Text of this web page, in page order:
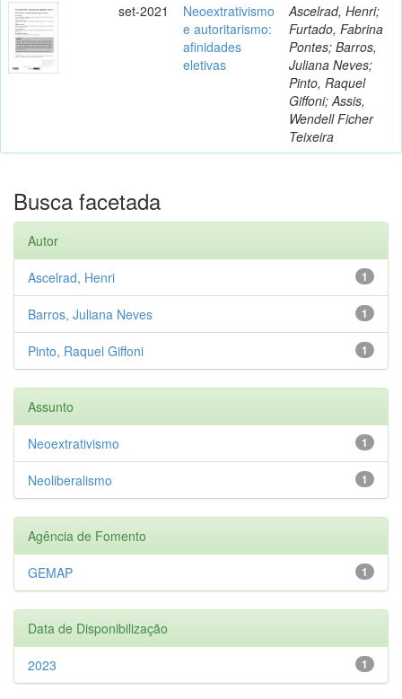
set-2021
Neoextrativismo
e autoritarismo:
afinidades
eletivas
Ascelrad, Henri;
Furtado, Fabrina
Pontes; Barros,
Juliana Neves;
Pinto, Raquel
Giffoni; Assis,
Wendell Ficher
Teixeira
Busca facetada
Autor
1
Ascelrad, Henri
1
Barros, Juliana Neves
1
Pinto, Raquel Giffoni
Assunto
1
Neoextrativismo
1
Neoliberalismo
Agência de Fomento
1
GEMAP
Data de Disponibilização
1
2023